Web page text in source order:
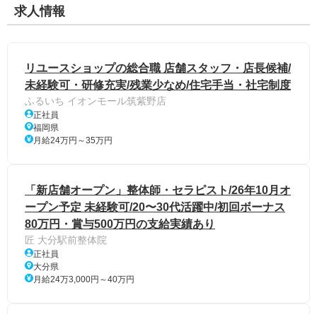
求人情報
リユースショップの総合職 店舗スタッフ・店長候補/
未経験可・研修充実/残業少なめ/住宅手当・社宅制度
ふるいち イオンモール筑紫野店
正社員
福岡県
月給24万円～35万円
「新店舗オープン」整体師・セラピスト/26年10月オ
ープン予定 未経験可/20〜30代活躍中/初回ボーナス
80万円・賞与500万円の支給実績あり
匠 大分駅前整体院
正社員
大分県
月給24万3,000円～40万円